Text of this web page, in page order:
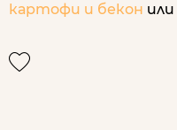
картофи и бекон или